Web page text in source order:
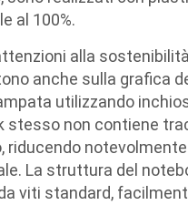
al 100%.
alla
anche sulla grafica
utilizzando
stesso non contiene
riducendo
La struttura del
viti standard,